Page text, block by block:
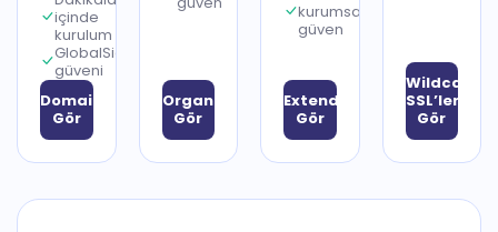
içinde
kurulum
GlobalSign
güveni
DomainSSL’leri
Gör
OrganizationSSL’leri
Gör
kurumsal
güven
ExtendedSSL’leri
Gör
Wildcard
SSL’leri
Gör